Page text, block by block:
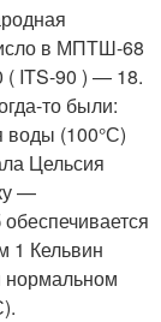
в МПТШ-68
( ITS-90 ) — 18.
то были:
воды (100°С)
Цельсия
—
1 Кельвин
нормальном